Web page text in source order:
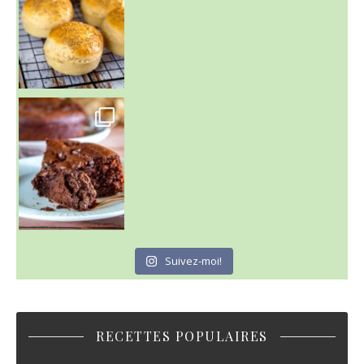
~ GÂTEAU FONDANT CHOCO NOISETTE ~
C'est lundi
Suivez-moi!
RECETTES POPULAIRES